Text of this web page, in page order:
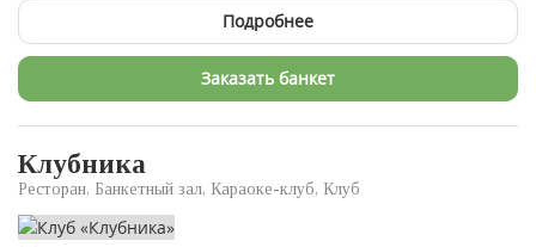
Подробнее
Заказать банкет
Клубника
Ресторан, Банкетный зал, Караоке-клуб, Клуб